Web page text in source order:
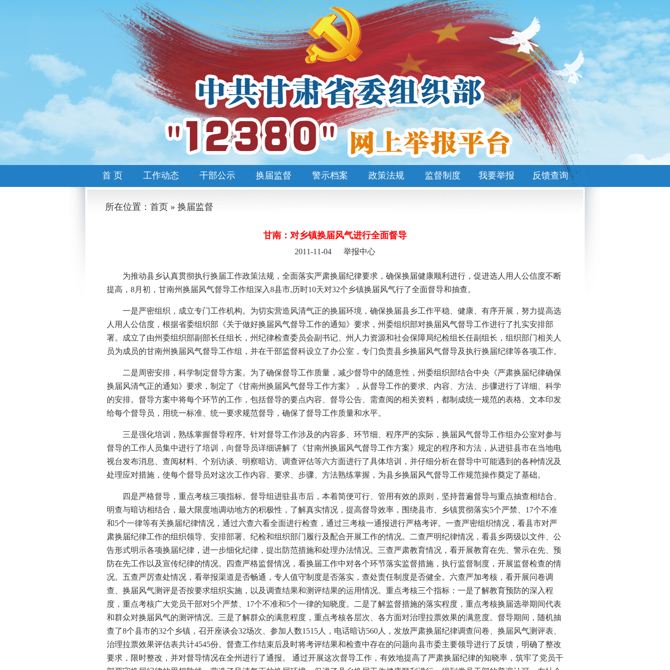
首 页 工作动态 干部公示 换届监督 警示档案 政策法规 监督制度 我要举报 反馈查询
所在位置：首页 » 换届监督
甘南：对乡镇换届风气进行全面督导
2011-11-04 举报中心
为推动县乡认真贯彻执行换届工作政策法规，全面落实严肃换届纪律要求，确保换届健康顺利进行，促进选人用人公信度不断
提高，8月初，甘南州换届风气督导工作组深入8县市,历时10天对32个乡镇换届风气行了全面督导和抽查。
一是严密组织，成立专门工作机构。为切实营造风清气正的换届环境，确保换届县乡工作平稳、健康、有序开展，努力提高选
人用人公信度，根据省委组织部《关于做好换届风气督导工作的通知》要求，州委组织部对换届风气督导工作进行了扎实安排部
署。成立了由州委组织部副部长任组长，州纪律检查委员会副书记、州人力资源和社会保障局纪检组长任副组长，组织部门相关人
员为成员的甘南州换届风气督导工作组，并在干部监督科设立了办公室，专门负责县乡换届风气督导及执行换届纪律等各项工作。
二是周密安排，科学制定督导方案。为了确保督导工作质量，减少督导中的随意性，州委组织部结合中央《严肃换届纪律确保
换届风清气正的通知》要求，制定了《甘南州换届风气督导工作方案》，从督导工作的要求、内容、方法、步骤进行了详细、科学
的安排。督导方案中将每个环节的工作，包括督导的要点内容、督导公告、需查阅的相关资料，都制成统一规范的表格、文本印发
给每个督导员，用统一标准、统一要求规范督导，确保了督导工作质量和水平。
三是强化培训，熟练掌握督导程序。针对督导工作涉及的内容多、环节细、程序严的实际，换届风气督导工作组办公室对参与
督导的工作人员集中进行了培训，向督导员详细讲解了《甘南州换届风气督导工作方案》规定的程序和方法，从进驻县市在当地电
视台发布消息、查阅材料、个别访谈、明察暗访、调查评估等六方面进行了具体培训，并仔细分析在督导中可能遇到的各种情况及
处理应对措施，使每个督导员对这次工作内容、要求、步骤、方法熟练掌握，为县乡换届风气督导工作规范操作奠定了基础。
四是严格督导，重点考核三项指标。督导组进驻县市后，本着简便可行、管用有效的原则，坚持普遍督导与重点抽查相结合、
明查与暗访相结合，最大限度地调动地方的积极性，了解真实情况，提高督导效率，围绕县市、乡镇贯彻落实5个严禁、17个不准
和5个一律等有关换届纪律情况，通过六查六看全面进行检查，通过三考核一通报进行严格考评。一查严密组织情况，看县市对严
肃换届纪律工作的组织领导、安排部署、纪检和组织部门履行及配合开展工作的情况。二查严明纪律情况，看县乡两级以文件、公
告形式明示各项换届纪律，进一步细化纪律，提出防范措施和处理办法情况。三查严肃教育情况，看开展教育在先、警示在先、预
防在先工作以及宣传纪律的情况。四查严格监督情况，看换届工作中对各个环节落实监督措施，执行监督制度，开展监督检查的情
况。五查严厉查处情况，看举报渠道是否畅通，专人值守制度是否落实，查处责任制度是否健全。六查严加考核，看开展问卷调
查、换届风气测评是否按要求组织实施，以及调查结果和测评结果的运用情况。重点考核三个指标：一是了解教育预防的深入程
度，重点考核广大党员干部对5个严禁、17个不准和5个一律的知晓度。二是了解监督措施的落实程度，重点考核换届选举期间代表
和群众对换届风气的测评情况。三是了解群众的满意程度，重点考核各层次、各方面对治理拉票效果的满意度。督导期间，随机抽
查了8个县市的32个乡镇，召开座谈会32场次、参加人数1515人，电话暗访560人，发放严肃换届纪律调查问卷、换届风气测评表、
治理拉票效果评估表共计4545份。督查工作结束后及时将考评结果和检查中存在的问题向县市委主要领导进行了反馈，明确了整改
要求，限时整改，并对督导情况在全州进行了通报。 通过开展这次督导工作，有效地提高了严肃换届纪律的知晓率，筑牢了党员干